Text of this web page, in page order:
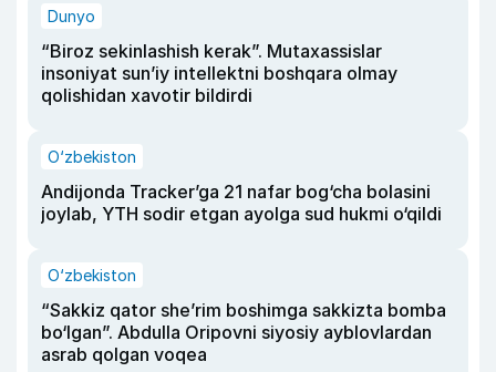
Dunyo
“Biroz sekinlashish kerak”. Mutaxassislar
insoniyat sun’iy intellektni boshqara olmay
qolishidan xavotir bildirdi
O‘zbekiston
Andijonda Tracker’ga 21 nafar bog‘cha bolasini
joylab, YTH sodir etgan ayolga sud hukmi o‘qildi
O‘zbekiston
“Sakkiz qator she’rim boshimga sakkizta bomba
bo‘lgan”. Abdulla Oripovni siyosiy ayblovlardan
asrab qolgan voqea